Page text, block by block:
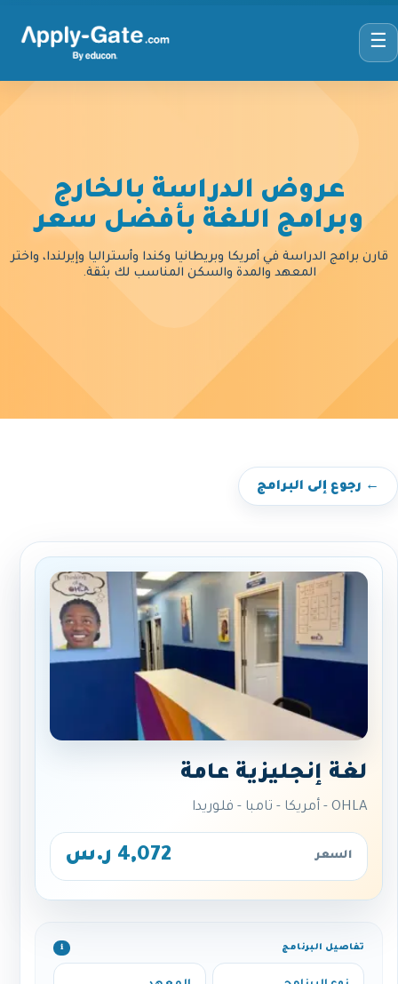
☰
عروض الدراسة بالخارج
وبرامج اللغة بأفضل سعر
قارن برامج الدراسة في أمريكا وبريطانيا وكندا وأستراليا وإيرلندا، واختر
المعهد والمدة والسكن المناسب لك بثقة.
← رجوع إلى البرامج
لغة إنجليزية عامة
OHLA - أمريكا - تامبا - فلوريدا
السعر 4,072 ر.س
تفاصيل البرنامج ℹ️